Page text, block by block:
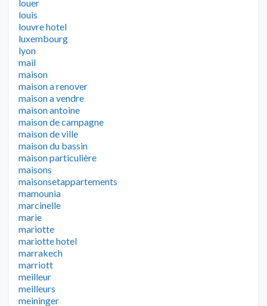
louer
louis
louvre hotel
luxembourg
lyon
mail
maison
maison a renover
maison a vendre
maison antoine
maison de campagne
maison de ville
maison du bassin
maison particulière
maisons
maisonsetappartements
mamounia
marcinelle
marie
mariotte
mariotte hotel
marrakech
marriott
meilleur
meilleurs
meininger